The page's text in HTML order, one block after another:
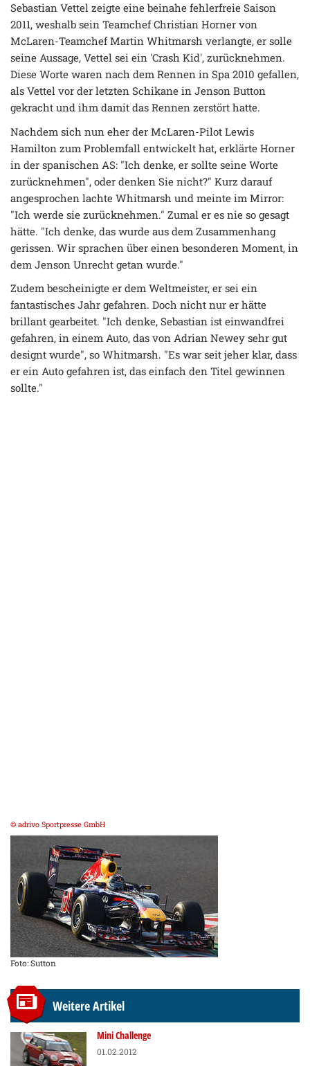
Sebastian Vettel zeigte eine beinahe fehlerfreie Saison
2011, weshalb sein Teamchef Christian Horner von
McLaren-Teamchef Martin Whitmarsh verlangte, er solle
seine Aussage, Vettel sei ein 'Crash Kid', zurücknehmen.
Diese Worte waren nach dem Rennen in Spa 2010 gefallen,
als Vettel vor der letzten Schikane in Jenson Button
gekracht und ihm damit das Rennen zerstört hatte.
Nachdem sich nun eher der McLaren-Pilot Lewis
Hamilton zum Problemfall entwickelt hat, erklärte Horner
in der spanischen AS: "Ich denke, er sollte seine Worte
zurücknehmen", oder denken Sie nicht?" Kurz darauf
angesprochen lachte Whitmarsh und meinte im Mirror:
"Ich werde sie zurücknehmen." Zumal er es nie so gesagt
hätte. "Ich denke, das wurde aus dem Zusammenhang
gerissen. Wir sprachen über einen besonderen Moment, in
dem Jenson Unrecht getan wurde."
Zudem bescheinigte er dem Weltmeister, er sei ein
fantastisches Jahr gefahren. Doch nicht nur er hätte
brillant gearbeitet. "Ich denke, Sebastian ist einwandfrei
gefahren, in einem Auto, das von Adrian Newey sehr gut
designt wurde", so Whitmarsh. "Es war seit jeher klar, dass
er ein Auto gefahren ist, das einfach den Titel gewinnen
sollte."
© adrivo Sportpresse GmbH
Foto: Sutton
Weitere Artikel
Mini Challenge
01.02.2012